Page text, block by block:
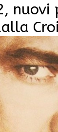
nuovi